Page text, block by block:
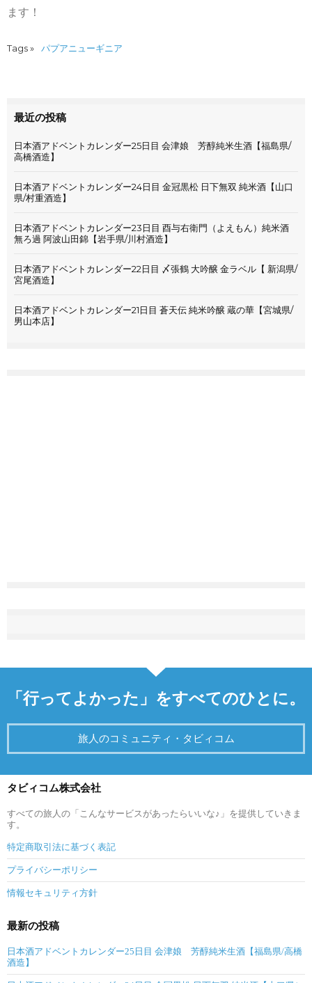
ます！
Tags » パプアニューギニア
最近の投稿
日本酒アドベントカレンダー25日目 会津娘 芳醇純米生酒【福島県/
高橋酒造】
日本酒アドベントカレンダー24日目 金冠黒松 日下無双 純米酒【山口
県/村重酒造】
日本酒アドベントカレンダー23日目 酉与右衛門（よえもん）純米酒
無ろ過 阿波山田錦【岩手県/川村酒造】
日本酒アドベントカレンダー22日目 〆張鶴 大吟醸 金ラベル【 新潟県/
宮尾酒造】
日本酒アドベントカレンダー21日目 蒼天伝 純米吟醸 蔵の華【宮城県/
男山本店】
「行ってよかった」をすべてのひとに。
旅人のコミュニティ・タビィコム
タビィコム株式会社
すべての旅人の「こんなサービスがあったらいいな♪」を提供していきま
す。
特定商取引法に基づく表記
プライバシーポリシー
情報セキュリティ方針
最新の投稿
日本酒アドベントカレンダー25日目 会津娘 芳醇純米生酒【福島県/高橋
酒造】